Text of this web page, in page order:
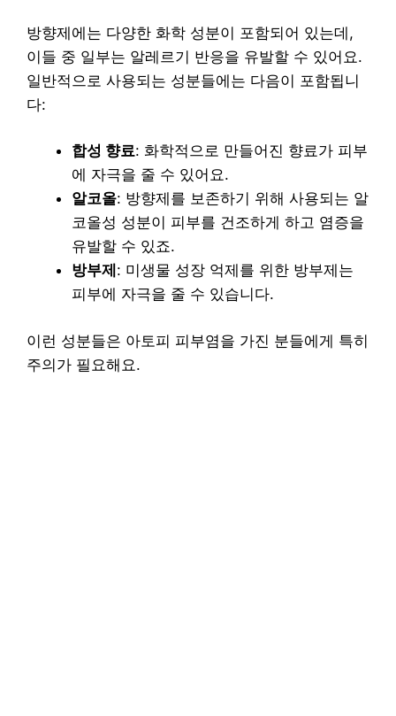
방향제에는 다양한 화학 성분이 포함되어 있는데,
이들 중 일부는 알레르기 반응을 유발할 수 있어요.
일반적으로 사용되는 성분들에는 다음이 포함됩니
다:
합성 향료: 화학적으로 만들어진 향료가 피부
에 자극을 줄 수 있어요.
알코올: 방향제를 보존하기 위해 사용되는 알
코올성 성분이 피부를 건조하게 하고 염증을
유발할 수 있죠.
방부제 : 미생물 성장 억제를 위한 방부제는
피부에 자극을 줄 수 있습니다.
이런 성분들은 아토피 피부염을 가진 분들에게 특히
주의가 필요해요.